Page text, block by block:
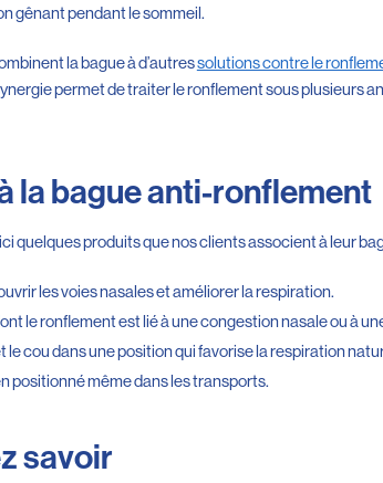
gênant pendant le sommeil.
la bague à d’autressolutions contre le
permet de traiter le ronflement sous plusieurs
la bague anti-ronflement
quelques produits que nos clients associent à leur
les voies nasales et améliorer la respiration.
le ronflement est lié à une congestion nasale ou à
cou dans une position qui favorise la respiration
positionné même dans les transports.
savoir